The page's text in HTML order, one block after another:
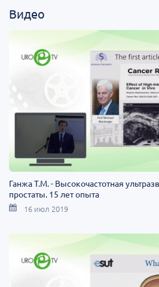
Видео
Ганжа Т.М. - Высокочастотная
простаты. 15 лет опыта
16 июл 2019